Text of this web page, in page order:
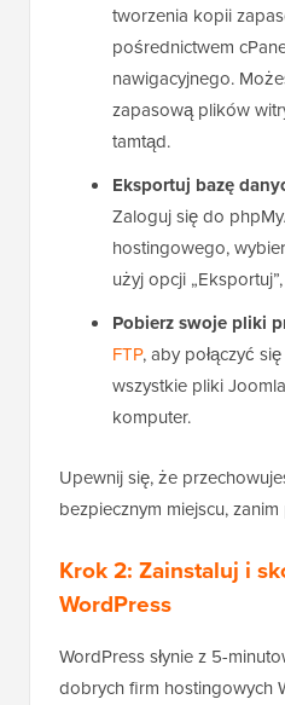
tworzenia kopii
pośrednictwem
nawigacyjnego.
zapasową plików
tamtąd.
Eksportuj bazę
Zaloguj się do
hostingowego,
użyj opcji
Pobierz swoje pliki
FTP, aby połączyć
wszystkie pliki
komputer.
Upewnij się, że
bezpiecznym miejscu,
Krok 2: Zainstaluj i
WordPress
WordPress słynie z 5-
dobrych firm hostingowych